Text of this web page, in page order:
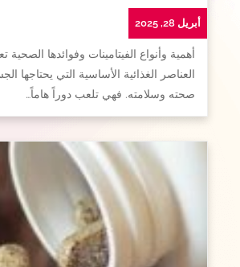
أبريل 28, 2025
أهمية وأنواع الفيتامينات وفوائدها الصحية
العناصر الغذائية الأساسية التي يحتاجها
صحته وسلامته. فهي تلعب دوراً هاماً…